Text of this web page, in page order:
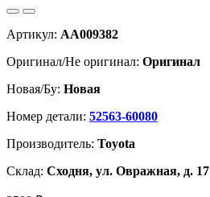
Артикул: AA009382
Оригинал/Не оригинал: Оригинал
Новая/Бу: Новая
Номер детали: 52563-60080
Производитель: Toyota
Склад: Сходня, ул. Овражная, д. 17